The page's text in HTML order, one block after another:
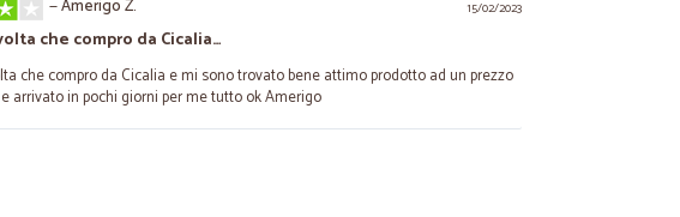
15/02/2023
—Amerigo Z.
che compro da Cicalia…
che compro da Cicalia e mi sono trovato bene attimo prodotto ad un prezzo
arrivato in pochi giorni per me tutto ok Amerigo